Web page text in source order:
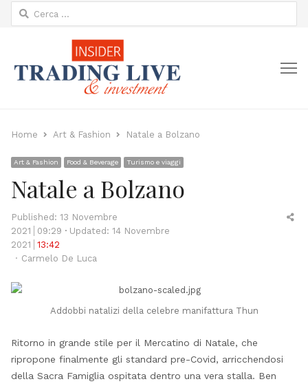
Ricerca
per:
Home Art & Fashion Natale a Bolzano
Art & Fashion Food & Beverage Turismo e viaggi
Natale a Bolzano
Published: 13 Novembre
2021
09:29
Updated: 14 Novembre
2021
13:42
Author
Carmelo De Luca
Addobbi natalizi della celebre manifattura Thun
Ritorno in grande stile per il Mercatino di Natale, che
ripropone finalmente gli standard pre-Covid, arricchendosi
della Sacra Famiglia ospitata dentro una vera stalla. Ben